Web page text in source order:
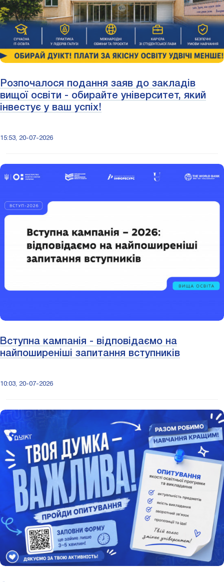
Розпочалося подання заяв до закладів
вищої освіти - обирайте університет, який
інвестує у ваш успіх!
15:53, 20-07-2026
Вступна кампанія - відповідаємо на
найпоширеніші запитання вступників
10:03, 20-07-2026